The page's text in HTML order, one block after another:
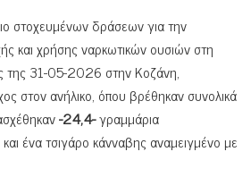
στοχευμένων δράσεων για την
και χρήσης ναρκωτικών ουσιών στη
της 31-05-2026 στην Κοζάνη,
στον ανήλικο, όπου βρέθηκαν συνολικά
-24,4-γραμμάρια
ένα τσιγάρο κάνναβης αναμειγμένο με